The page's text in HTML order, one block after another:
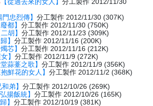
門忠烈傳】分工製作 2012/11/30 (307K)
廢都】分工製作 2012/11/30 (750K)
二胡】分工製作 2012/11/23 (309K)
歸】分工製作 2012/11/16 (200K)
燭芯】分工製作 2012/11/16 (212K)
女】分工製作 2012/11/9 (272K)
堂蒜薹之歌】分工製作 2012/11/9 (356K)
抱鮮花的女人】分工製作 2012/11/2 (368K)
和弟】分工製作 2012/10/26 (269K)
弘揚飯統】分工製作 2012/10/26 (165K)
歸】分工製作 2012/10/19 (381K)